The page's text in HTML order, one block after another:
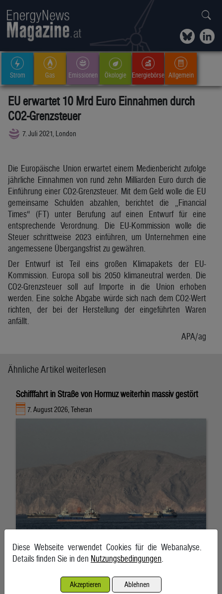
Strom Gas Emissionen Ökologie Energiebörse Allgemein
EU erwartet 10 Mrd Euro Einnahmen durch
CO2-Grenzsteuer
7. Juli 2021, London
Die Europäische Union erwartet einem Medienbericht zufolge
jährliche Einnahmen von rund zehn Milliarden Euro durch die
Einführung einer CO2-Grenzsteuer. Mit dem Geld wolle die EU
gemeinsame Schulden abzahlen, berichtet die „Financial
Times“ (FT) unter Berufung auf einen Entwurf für eine
entsprechende Verordnung. Die EU-Kommission wolle die
Steuer schrittweise 2023 einführen, um Unternehmen eine
angemessene Übergangsfrist zu gewähren.
Der Entwurf ist Teil eins großen Klimapakets der EU-
Kommission. Europa soll bis 2050 klimaneutral werden. Die
CO2-Grenzsteuer soll auf Importe in die Union erhoben
werden. Eine solche Abgabe würde sich nach dem CO2-Wert
richten, der bei der Herstellung der eingeführten Waren
anfällt.
APA/ag
Ähnliche Artikel weiterlesen
Schifffahrt in Straße von Hormuz weiterhin massiv gestört
7. August 2026, Teheran
7. August 2026, Frankfurt am Main/Essen
Diese Webseite verwendet Cookies für die Webanalyse.
Details finden Sie in den Nutzungsbedingungen
Akzeptieren Ablehnen